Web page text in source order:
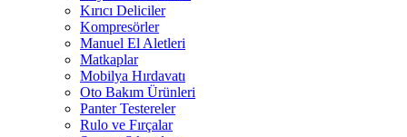
Kırıcı Deliciler
Kompresörler
Manuel El Aletleri
Matkaplar
Mobilya Hırdavatı
Oto Bakım Ürünleri
Panter Testereler
Rulo ve Fırçalar